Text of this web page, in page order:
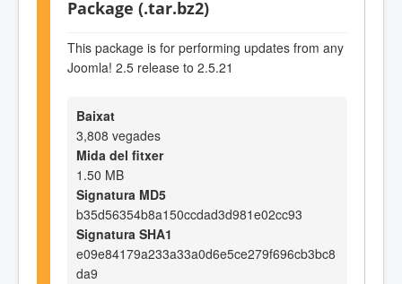
Package (.tar.bz2)
This package is for performing updates from any
Joomla! 2.5 release to 2.5.21
Baixat
3,808 vegades
Mida del fitxer
1.50 MB
Signatura MD5
b35d56354b8a150ccdad3d981e02cc93
Signatura SHA1
e09e84179a233a33a0d6e5ce279f696cb3bc8
da9